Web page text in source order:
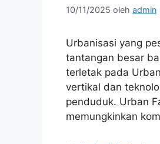
10/11/2025 oleh admin
Urbanisasi yang
tantangan besar
terletak pada
vertikal dan
penduduk. Urban
memungkinkan